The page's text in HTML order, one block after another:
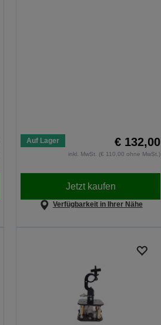
Auf Lager € 132,00
inkl. MwSt. (€ 110,00 ohne MwSt.)
Jetzt kaufen
Verfügbarkeit in Ihrer Nähe